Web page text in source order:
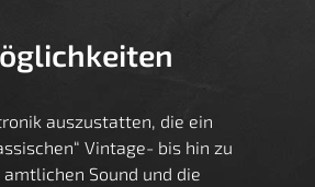
auszustatten, die ein
Vintage- bis hin zu
Sound und die